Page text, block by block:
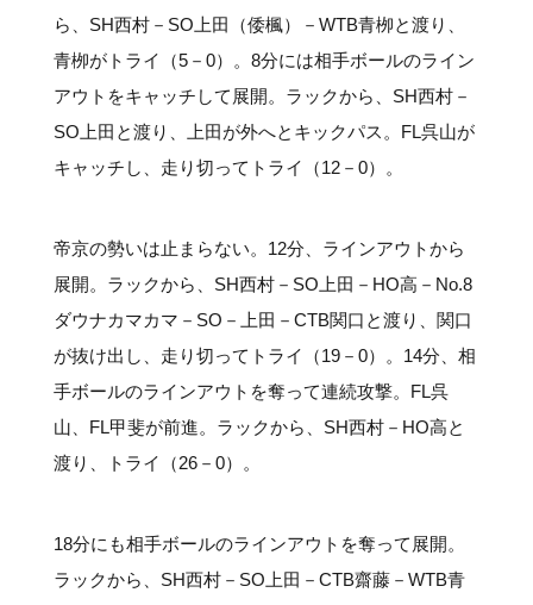
ら、SH西村－SO上田（倭楓）－WTB青栁と渡り、
青栁がトライ（5－0）。8分には相手ボールのライン
アウトをキャッチして展開。ラックから、SH西村－
SO上田と渡り、上田が外へとキックパス。FL呉山が
キャッチし、走り切ってトライ（12－0）。
帝京の勢いは止まらない。12分、ラインアウトから
展開。ラックから、SH西村－SO上田－HO高－No.8
ダウナカマカマ－SO－上田－CTB関口と渡り、関口
が抜け出し、走り切ってトライ（19－0）。14分、相
手ボールのラインアウトを奪って連続攻撃。FL呉
山、FL甲斐が前進。ラックから、SH西村－HO高と
渡り、トライ（26－0）。
18分にも相手ボールのラインアウトを奪って展開。
ラックから、SH西村－SO上田－CTB齋藤－WTB青